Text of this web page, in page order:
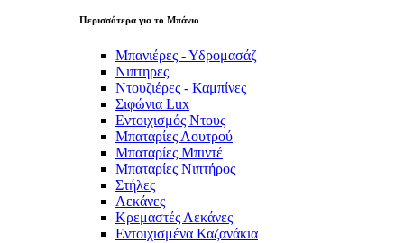
Περισσότερα για το Μπάνιο
Μπανιέρες - Υδρομασάζ
Νιπτηρες
Ντουζιέρες - Καμπίνες
Σιφώνια Lux
Εντοιχισμός Ντους
Μπαταρίες Λουτρού
Μπαταρίες Μπιντέ
Μπαταρίες Νιπτήρος
Στήλες
Λεκάνες
Κρεμαστές Λεκάνες
Εντοιχισμένα Καζανάκια